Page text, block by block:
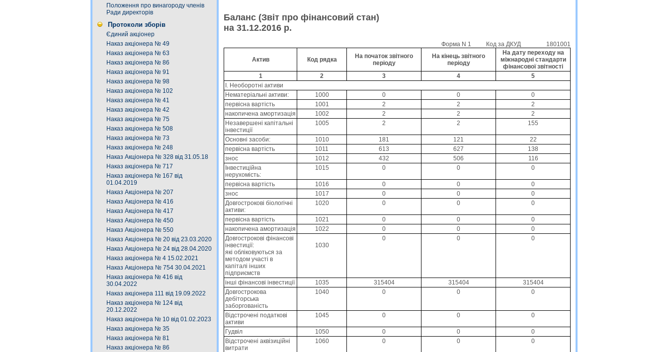
Положення про винагороду членів
Ради директорів
Протоколи зборів
Єдиний акціонер
Наказ акціонера № 49
Наказ акціонера № 63
Наказ акціонера № 86
Наказ акціонера № 91
Наказ акціонера № 98
Наказ акціонера № 102
Наказ акціонера № 41
Наказ акціонера № 42
Наказ акціонера № 75
Наказ акціонера № 508
Наказ акціонера № 73
Наказ акціонера № 248
Наказ Акціонера № 328 від 31.05.18
Наказ акціонера № 717
Наказ акціонера № 167 від
01.04.2019
Наказ Акціонера № 207
Наказ Акціонера № 416
Наказ Акціонера № 417
Наказ Акціонера № 450
Наказ Акціонера № 550
Наказ Акціонера № 20 від 23.03.2020
Наказ Акціонера № 24 від 28.04.2020
Наказ акціонера № 4 15.02.2021
Наказ Акціонера № 754 30.04.2021
Наказ акціонера № 416 від
30.04.2022
Наказ акціонера 111 від 19.09.2022
Наказ акціонера № 124 від
20.12.2022
Наказ акціонера № 10 від 01.02.2023
Наказ акціонера № 35
Наказ акціонера № 81
Наказ акціонера № 86
Баланс (Звіт про фінансовий стан)
на 31.12.2016 р.
Форма N 1 Код за ДКУД 1801001
Актив Код рядка
На початок звітного
періоду
На кінець звітного
періоду
На дату переходу на
міжнародні стандарти
фінансової звітності
1
2 3 4
5
I. Необоротні активи
Нематеріальні активи:
1000 0 0
0
первісна вартість
1001 2 2
2
накопичена амортизація
1002 2 2
2
Незавершені капітальні
інвестиції
1005 2 2 155
Основні засоби: 1010 181 121
22
первісна вартість
1011 613 627
138
знос
1012 432 506
116
Інвестиційна
нерухомість:
1015 0 0 0
первісна вартість 1016 0 0
0
знос
1017 0 0
0
Довгострокові біологічні
активи:
1020 0 0 0
первісна вартість 1021 0 0
0
накопичена амортизація
1022 0 0
0
Довгострокові фінансові
інвестиції:
які обліковуються за
методом участі в
капіталі інших
підприємств
1030
0 0 0
інші фінансові інвестиції 1035 315404 315404
315404
Довгострокова
дебіторська
заборгованість
1040 0 0 0
Відстрочені податкові
активи
1045 0 0 0
Гудвіл 1050 0 0
0
Відстрочені аквізиційні
витрати
1060 0 0 0